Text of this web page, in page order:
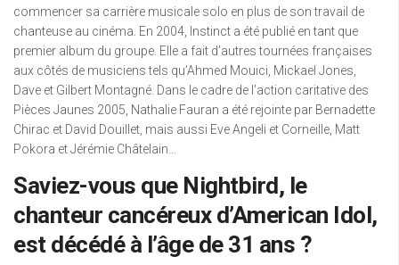
commencer sa carrière musicale solo en plus de son travail de
chanteuse au cinéma. En 2004, Instinct a été publié en tant que
premier album du groupe. Elle a fait d’autres tournées françaises
aux côtés de musiciens tels qu’Ahmed Mouici, Mickael Jones,
Dave et Gilbert Montagné. Dans le cadre de l’action caritative des
Pièces Jaunes 2005, Nathalie Fauran a été rejointe par Bernadette
Chirac et David Douillet, mais aussi Eve Angeli et Corneille, Matt
Pokora et Jérémie Châtelain…
Saviez-vous que Nightbird, le
chanteur cancéreux d’American Idol,
est décédé à l’âge de 31 ans ?